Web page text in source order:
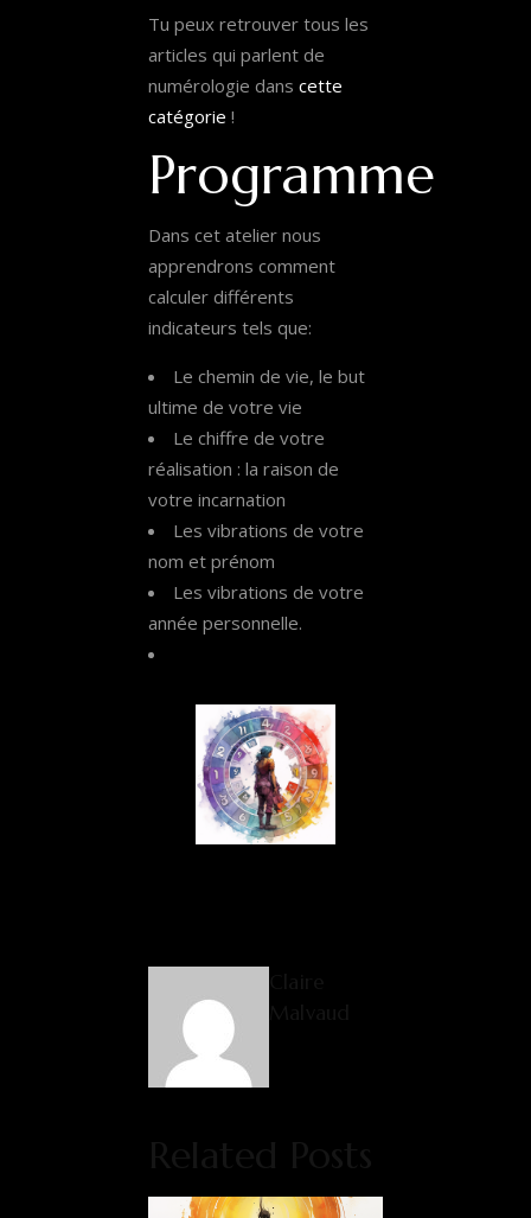
Tu peux retrouver tous les
articles qui parlent de
numérologie dans cette
catégorie !
Programme
Dans cet atelier nous
apprendrons comment
calculer différents
indicateurs tels que:
Le chemin de vie, le but
ultime de votre vie
Le chiffre de votre
réalisation : la raison de
votre incarnation
Les vibrations de votre
nom et prénom
Les vibrations de votre
année personnelle.